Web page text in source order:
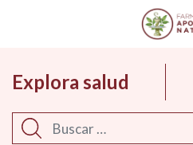
Main
Explora salud
Buscar